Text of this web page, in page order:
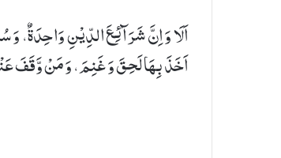
اَلَا وَ اِنَّ شَرَآئِعَ الدِّیْنِ وَاحِدَةٌ، وَ
اَخَذَ بِهَا لَحِقَ وَ غَنِمَ، وَ مَنْ وَّقَفَ